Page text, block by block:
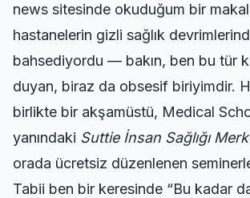
news sitesinde okuduğum bir
hastanelerin gizli sağlık
bahsediyordu — bakın, ben bu tür
duyan, biraz da obsesif biriyimdir.
birlikte bir akşamüstü, Medical
yanındaki Suttie İnsan Sağlığı
orada ücretsiz düzenlenen
Tabii ben bir keresinde “Bu kadar